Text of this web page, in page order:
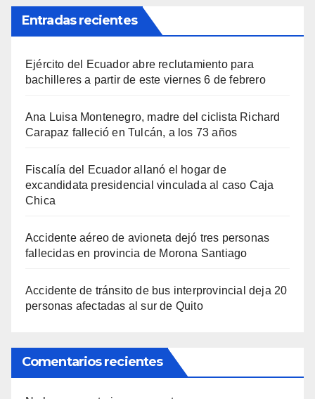
Entradas recientes
Ejército del Ecuador abre reclutamiento para
bachilleres a partir de este viernes 6 de febrero
Ana Luisa Montenegro, madre del ciclista Richard
Carapaz falleció en Tulcán, a los 73 años
Fiscalía del Ecuador allanó el hogar de
excandidata presidencial vinculada al caso Caja
Chica
Accidente aéreo de avioneta dejó tres personas
fallecidas en provincia de Morona Santiago
Accidente de tránsito de bus interprovincial deja 20
personas afectadas al sur de Quito
Comentarios recientes